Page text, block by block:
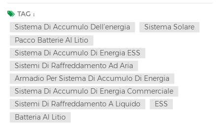
nella sicurezza, nell'efficienza economica e nella durata di
servizio dell'intero sistema. Poiché le due principali
tecnologie di gestione termica, raffreddamento ad aria e
raffreddamento a liquido Ognuna di esse presenta vantaggi e
limitazioni. Solo attraverso una valutazione completa su più
dimensioni, tra cui caratteristiche tecniche, costi economici
e adattabilità ambientale, è possibile individuare la soluzione
più idonea. 1. Confronto delle caratteristiche tecniche
principali 1.1 Efficienza di dissipazione del calore e controllo
della temperatura I sistemi di raffreddamento ad aria
TAG :
Sistema Di Accumulo Dell’energia
Sistema Solare
Pacco Batterie Al Litio
Sistema Di Accumulo Di Energia ESS
Sistemi Di Raffreddamento Ad Aria
Armadio Per Sistema Di Accumulo Di Energia
Sistema Di Accumulo Di Energia Commerciale
Sistemi Di Raffreddamento A Liquido
ESS
Batteria Al Litio